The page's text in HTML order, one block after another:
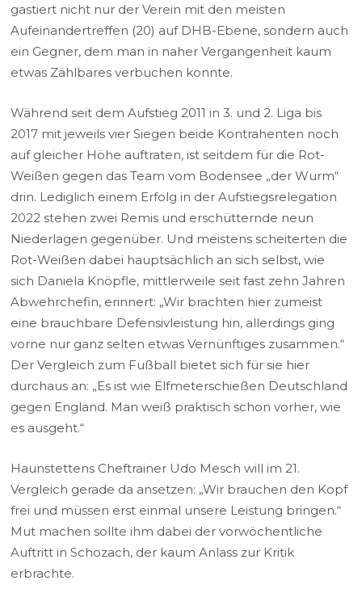
gastiert nicht nur der Verein mit den meisten
Aufeinandertreffen (20) auf DHB-Ebene, sondern auch
ein Gegner, dem man in naher Vergangenheit kaum
etwas Zählbares verbuchen konnte.
Während seit dem Aufstieg 2011 in 3. und 2. Liga bis
2017 mit jeweils vier Siegen beide Kontrahenten noch
auf gleicher Höhe auftraten, ist seitdem für die Rot-
Weißen gegen das Team vom Bodensee „der Wurm“
drin. Lediglich einem Erfolg in der Aufstiegsrelegation
2022 stehen zwei Remis und erschütternde neun
Niederlagen gegenüber. Und meistens scheiterten die
Rot-Weißen dabei hauptsächlich an sich selbst, wie
sich Daniela Knöpfle, mittlerweile seit fast zehn Jahren
Abwehrchefin, erinnert: „Wir brachten hier zumeist
eine brauchbare Defensivleistung hin, allerdings ging
vorne nur ganz selten etwas Vernünftiges zusammen.“
Der Vergleich zum Fußball bietet sich für sie hier
durchaus an: „Es ist wie Elfmeterschießen Deutschland
gegen England. Man weiß praktisch schon vorher, wie
es ausgeht.“
Haunstettens Cheftrainer Udo Mesch will im 21.
Vergleich gerade da ansetzen: „Wir brauchen den Kopf
frei und müssen erst einmal unsere Leistung bringen.“
Mut machen sollte ihm dabei der vorwöchentliche
Auftritt in Schozach, der kaum Anlass zur Kritik
erbrachte.